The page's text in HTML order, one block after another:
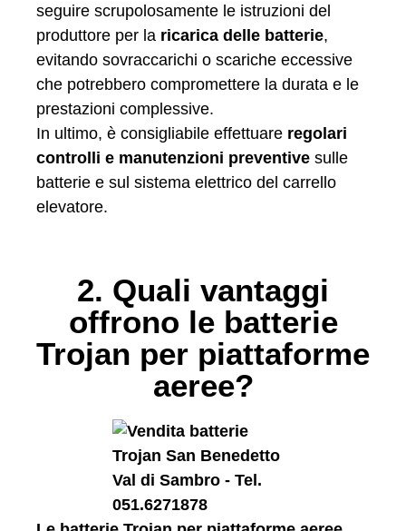
seguire scrupolosamente le istruzioni del
produttore per la ricarica delle batterie,
evitando sovraccarichi o scariche eccessive
che potrebbero compromettere la durata e le
prestazioni complessive.
In ultimo, è consigliabile effettuare regolari
controlli e manutenzioni preventive sulle
batterie e sul sistema elettrico del carrello
elevatore.
2. Quali vantaggi
offrono le batterie
Trojan per piattaforme
aeree?